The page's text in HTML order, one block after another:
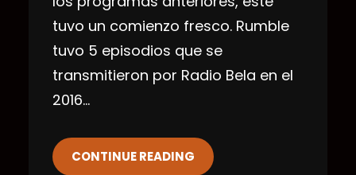
tuvo un comienzo fresco. Rumble
tuvo 5 episodios que se
transmitieron por Radio Bela en el
2016…
CONTINUE READING